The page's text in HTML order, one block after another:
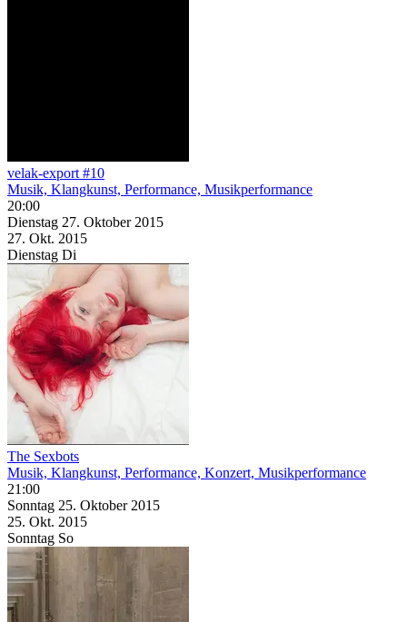
velak-export #10
Musik, Klangkunst, Performance, Musikperformance
20:00
Dienstag 27. Oktober 2015
27. Okt. 2015
Dienstag Di
The Sexbots
Musik, Klangkunst, Performance, Konzert, Musikperformance
21:00
Sonntag 25. Oktober 2015
25. Okt. 2015
Sonntag So